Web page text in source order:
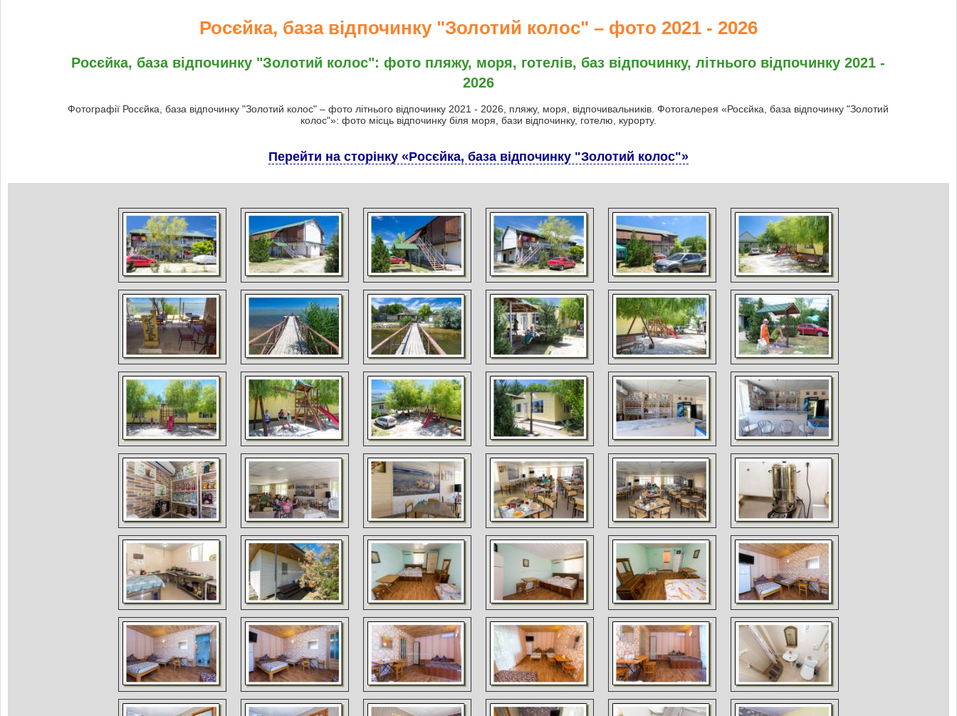
Росєйка, база відпочинку "Золотий колос" – фото 2021 - 2026
Росєйка, база відпочинку "Золотий колос": фото пляжу, моря, готелів, баз відпочинку, літнього відпочинку 2021 -
2026
Фотографії Росєйка, база відпочинку "Золотий колос" – фото літнього відпочинку 2021 - 2026, пляжу, моря, відпочивальників. Фотогалерея «Росєйка, база відпочинку "Золотий
колос"»: фото місць відпочинку біля моря, бази відпочинку, готелю, курорту.
Перейти на сторінку «Росєйка, база відпочинку "Золотий колос"»